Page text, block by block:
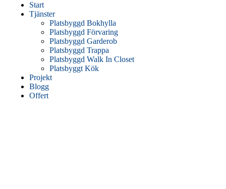
Start
Tjänster
Platsbyggd Bokhylla
Platsbyggd Förvaring
Platsbyggd Garderob
Platsbyggd Trappa
Platsbyggd Walk In Closet
Platsbyggt Kök
Projekt
Blogg
Offert